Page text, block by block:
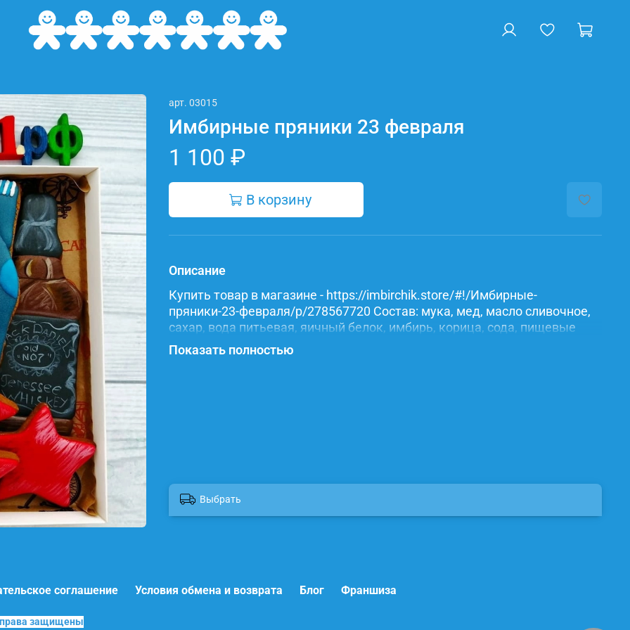
арт. 03015
Имбирные пряники 23 февраля
1 100 ₽
В корзину
Описание
Купить товар в магазине - https://imbirchik.store/#!/Имбирные-
пряники-23-февраля/p/278567720 Состав: мука, мед, масло сливочное,
сахар, вода питьевая, яичный белок, имбирь, корица, сода, пищевые
красители.
Показать полностью
Выбрать
соглашение Условия обмена и возврата Блог Франшиза
права защищены